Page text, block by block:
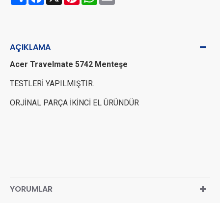
AÇIKLAMA
Acer Travelmate 5742 Menteşe
TESTLERİ YAPILMIŞTIR.
ORJİNAL PARÇA İKİNCİ EL ÜRÜNDÜR
YORUMLAR